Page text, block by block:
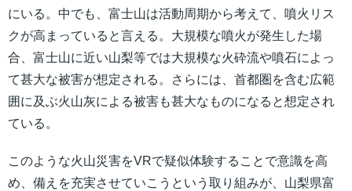
にいる。中でも、富士山は活動周期から考えて、噴火リス
クが高まっていると言える。大規模な噴火が発生した場
合、富士山に近い山梨等では大規模な火砕流や噴石によっ
て甚大な被害が想定される。さらには、首都圏を含む広範
囲に及ぶ火山灰による被害も甚大なものになると想定され
ている。
このような火山災害をVRで疑似体験することで意識を高
め、備えを充実させていこうという取り組みが、山梨県富